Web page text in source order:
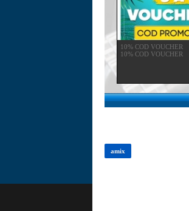
10% COD VOUCHER
10% COD VOUCHER
amix